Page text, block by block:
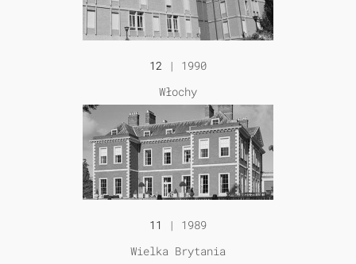
12 | 1990
Włochy
11
| 1989
Wielka Brytania